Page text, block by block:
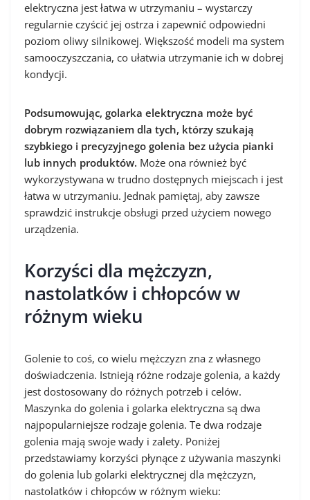
elektryczna jest łatwa w utrzymaniu – wystarczy
regularnie czyścić jej ostrza i zapewnić odpowiedni
poziom oliwy silnikowej. Większość modeli ma system
samooczyszczania, co ułatwia utrzymanie ich w dobrej
kondycji.
Podsumowując, golarka elektryczna może być
dobrym rozwiązaniem dla tych, którzy szukają
szybkiego i precyzyjnego golenia bez użycia pianki
lub innych produktów. Może ona również być
wykorzystywana w trudno dostępnych miejscach i jest
łatwa w utrzymaniu. Jednak pamiętaj, aby zawsze
sprawdzić instrukcje obsługi przed użyciem nowego
urządzenia.
Korzyści dla mężczyzn,
nastolatków i chłopców w
różnym wieku
Golenie to coś, co wielu mężczyzn zna z własnego
doświadczenia. Istnieją różne rodzaje golenia, a każdy
jest dostosowany do różnych potrzeb i celów.
Maszynka do golenia i golarka elektryczna są dwa
najpopularniejsze rodzaje golenia. Te dwa rodzaje
golenia mają swoje wady i zalety. Poniżej
przedstawiamy korzyści płynące z używania maszynki
do golenia lub golarki elektrycznej dla mężczyzn,
nastolatków i chłopców w różnym wieku: